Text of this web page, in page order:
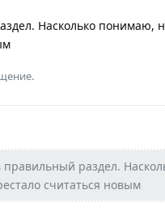
Насколько понимаю,
правильный раздел.
считаться новым